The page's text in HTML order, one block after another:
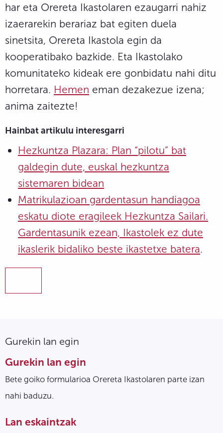
har eta Orereta Ikastolaren ezaugarri nahiz
izaerarekin berariaz bat egiten duela
sinetsita, Orereta Ikastola egin da
kooperatibako bazkide. Eta Ikastolako
komunitateko kideak ere gonbidatu nahi ditu
horretara. Hemen eman dezakezue izena;
anima zaitezte!
Hainbat artikulu interesgarri
Hezkuntza Plazara: Plan “pilotu” bat
galdegin dute, euskal hezkuntza
sistemaren bidean
Matrikulazioan gardentasun handiagoa
eskatu diote eragileek Hezkuntza Sailari.
Gardentasunik ezean, Ikastolek ez dute
ikaslerik bidaliko beste ikastetxe batera.
Gurekin lan egin
Gurekin lan egin
Bete goiko formularioa Orereta Ikastolaren parte izan
nahi baduzu.
Lan eskaintzak